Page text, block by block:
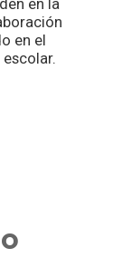
en la
en el